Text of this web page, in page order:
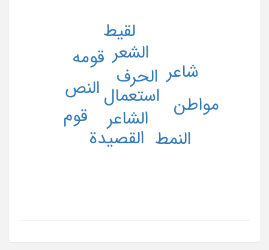
استعمال
الحرف
الشاعر
الشعر
القصیدة
النص
النمط
شاعر
قوم
قومه
لقیط
مواطن